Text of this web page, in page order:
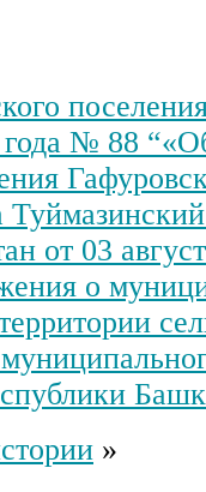
года № 88
от 03
о
»